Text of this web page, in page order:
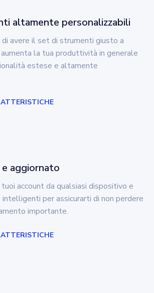
altamente personalizzabili
avere il set di strumenti giusto a
la tua produttività in generale
estese e altamente
e aggiornato
account da qualsiasi dispositivo e
per assicurarti di non perdere
importante.